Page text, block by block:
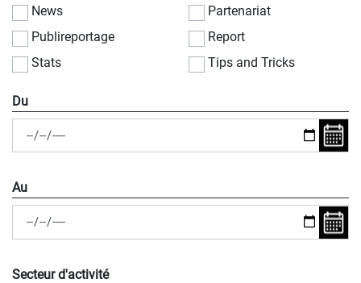
News
Partenariat
Publireportage
Report
Stats
Tips and Tricks
Du
Au
Secteur d'activité